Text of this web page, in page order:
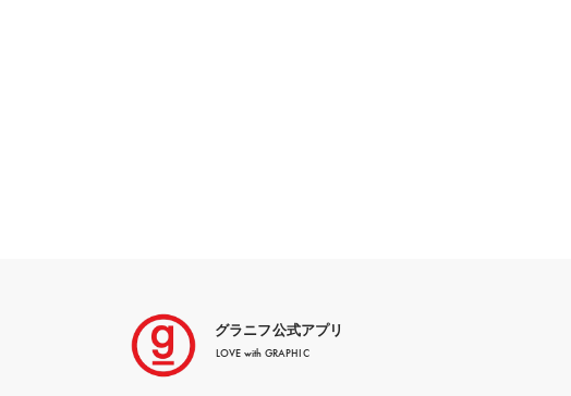
グラニフ公式アプリ
LOVE with GRAPHIC